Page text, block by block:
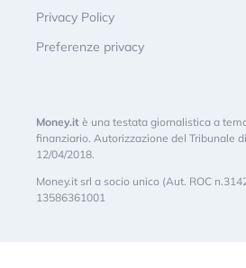
Privacy Policy
Preferenze privacy
Money.it è una testata giornalistica a
finanziario. Autorizzazione del Tribunale
12/04/2018.
Money.it srl a socio unico (Aut. ROC
13586361001